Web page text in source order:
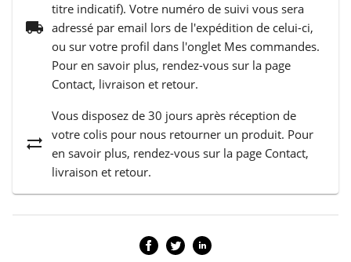
local_shipping
titre indicatif). Votre numéro de suivi vous sera
adressé par email lors de l'expédition de celui-ci,
ou sur votre profil dans l'onglet Mes commandes.
Pour en savoir plus, rendez-vous sur la page
Contact, livraison et retour.
sync_alt
Vous disposez de 30 jours après réception de
votre colis pour nous retourner un produit. Pour
en savoir plus, rendez-vous sur la page Contact,
livraison et retour.